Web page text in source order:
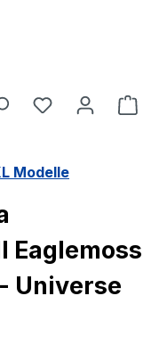
Du hast 0
Modelle
Eaglemoss
Universe